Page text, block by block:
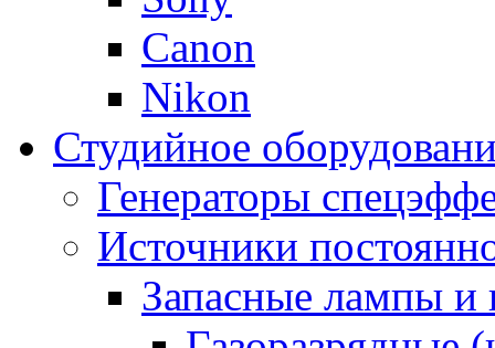
Canon
Nikon
Студийное
Генераторы
Источники
Запасные лампы и